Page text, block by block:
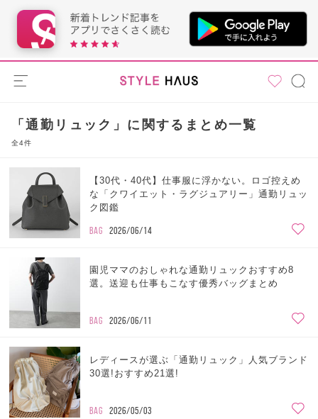
「通勤リュック」に関するまとめ一覧
全4件
【30代・40代】仕事服に浮かない。ロゴ控えめ
な「クワイエット・ラグジュアリー」通勤リュッ
ク図鑑
BAG 2026/06/14
園児ママのおしゃれな通勤リュックおすすめ8
選。送迎も仕事もこなす優秀バッグまとめ
BAG 2026/06/11
レディースが選ぶ「通勤リュック」人気ブランド
30選!おすすめ21選!
BAG 2026/05/03